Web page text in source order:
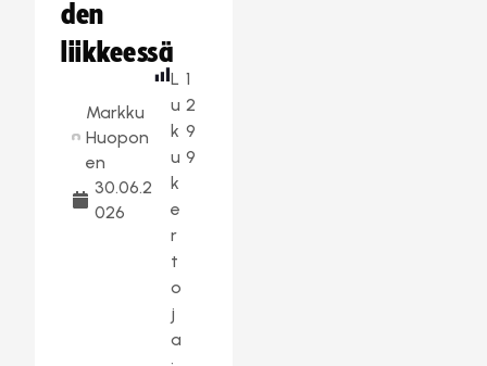
den
liikkeessä
Markku
Huopon
en
30.06.2
026
L
u
k
u
k
e
r
t
o
j
a
1
2
9
9